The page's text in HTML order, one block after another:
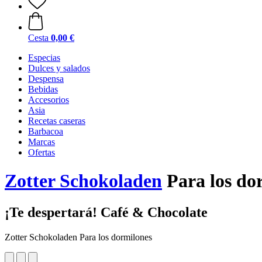
Cesta 0,00 €
Especias
Dulces y salados
Despensa
Bebidas
Accesorios
Asia
Recetas caseras
Barbacoa
Marcas
Ofertas
Zotter Schokoladen Para los
¡Te despertará! Café & Chocolate
Zotter Schokoladen Para los dormilones